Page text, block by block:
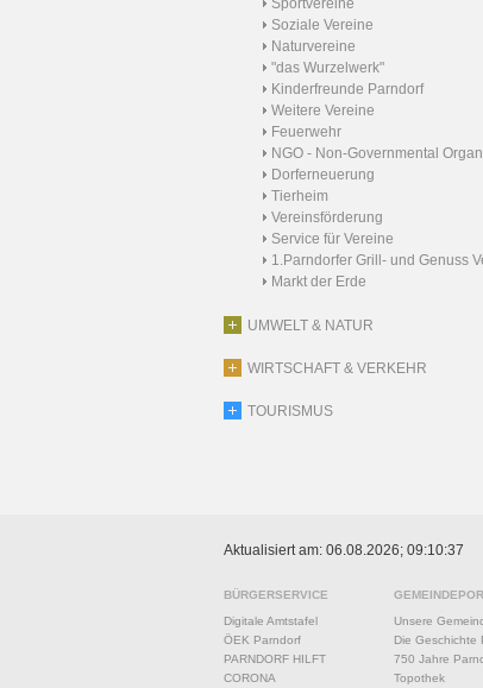
Sportvereine
Soziale Vereine
Naturvereine
"das Wurzelwerk"
Kinderfreunde Parndorf
Weitere Vereine
Feuerwehr
NGO - Non-Governmental
Dorferneuerung
Tierheim
Vereinsförderung
Service für Vereine
1.Parndorfer Grill- und Genuss
Markt der Erde
UMWELT & NATUR
WIRTSCHAFT & VERKEHR
TOURISMUS
Aktualisiert am: 06.08.2026; 09:10:37
BÜRGERSERVICE
Digitale Amtstafel
ÖEK Parndorf
PARNDORF HILFT
CORONA
Unsere
Die Geschichte
750 Jahre
Topothek